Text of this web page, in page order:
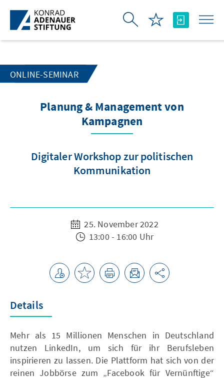
Zum Hauptinhalt springen
ONLINE-SEMINAR
Planung & Management von
Kampagnen
Digitaler Workshop zur politischen
Kommunikation
25. November 2022
13:00 - 16:00 Uhr
Details
Mehr als 15 Millionen Menschen in Deutschland
nutzen LinkedIn, um sich für ihr Berufsleben
inspirieren zu lassen. Die Plattform hat sich von der
reinen Jobbörse zum „Facebook für Vernünftige“